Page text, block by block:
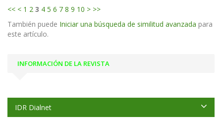
<< < 1 2 3 4 5 6 7 8 9 10 > >>
También puede Iniciar una búsqueda de similitud avanzada para
este artículo.
INFORMACIÓN DE LA REVISTA
IDR Dialnet